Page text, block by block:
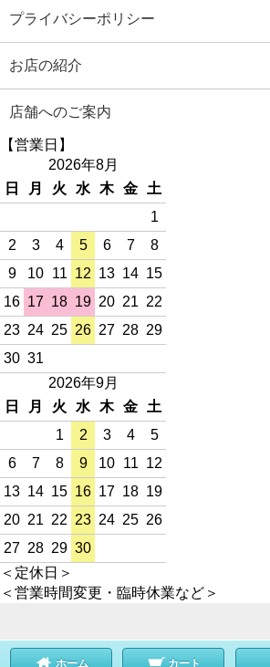
プライバシーポリシー
お店の紹介
店舗へのご案内
【営業日】
2026年8月
日
月 火 水 木 金
土
1
2
3 4 5 6 7
8
9
10 11 12 13 14 15
16 17 18 19 20 21 22
23 24 25 26 27 28 29
30 31
2026年9月
日
月 火 水 木 金
土
1
2 3 4
5
6
7 8 9 10 11 12
13 14 15 16 17 18 19
20 21 22 23 24 25 26
27 28 29 30
＜定休日＞
＜営業時間変更・臨時休業など＞
ホーム カート